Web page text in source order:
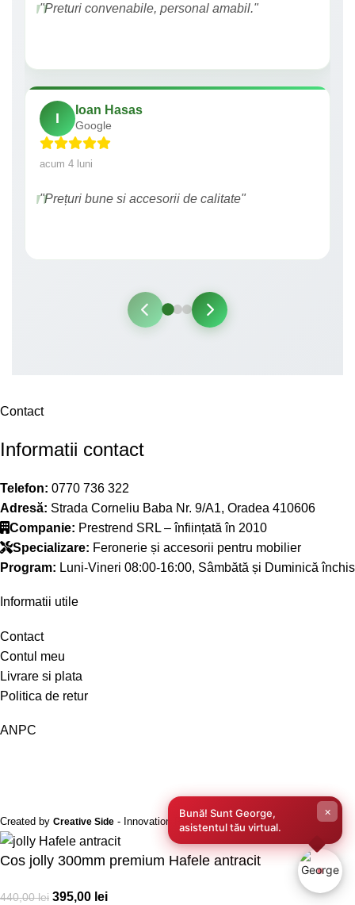
"Preturi convenabile, personal amabil."
I
Ioan Hasas
Google
acum 4 luni
"Prețuri bune si accesorii de calitate"
Contact
Informatii contact
Telefon: 0770 736 322
Adresă: Strada Corneliu Baba Nr. 9/A1, Oradea 410606
Companie: Prestrend SRL – înființată în 2010
Specializare: Feronerie și accesorii pentru mobilier
Program: Luni-Vineri 08:00-16:00, Sâmbătă și Duminică închis
Informatii utile
Contact
Contul meu
Livrare si plata
Politica de retur
ANPC
Created by Creative Side - Innovation Performance
Cos jolly 300mm premium Hafele antracit
440,00lei 395,00 lei
Bună! Sunt George,
asistentul tău virtual.
×